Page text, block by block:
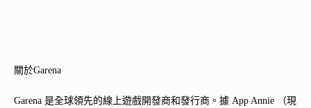
關於Garena
Garena 是全球領先的線上遊戲開發商和發行商。據 App Annie （現